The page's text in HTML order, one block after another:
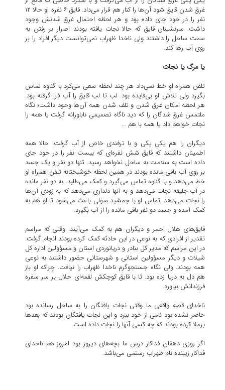
غرق شدن قایق شود آن‌ها را کنار هم قرار می‌داد. قایق ۶ نفره او حالا ۱۲
نفر را در خود جای داده بود و هر لحظه احتمال غرق شدنش وجود
داشت. سرنشینان قایق که حالا نجات یافته بودند اصرار بر رفتن به
سمت ساحل را داشتند ولی ناخدا ظهراب نمی‌توانست دیگر افراد را بر
روی آب رها کند.
یا مرگ یا نجات
تلفن همراه او خط نمی‌داد هر چند لحظه سعی می‌کرد با گناوه تماس
بگیرد ولی تلاش او بی‌فایده بود. لب تا لب قایق را آب فرا گرفته بود.
هر لحظه امکان غرق شدن و تلف شدن همه آن‌ها وجود داشت؛ نگاه
ملتمس غرق شدگان را که دید ناگاه تصمیمی ناباورانه گرفت یا همه را
نجات خواهم داد یا همه با هم ...
دیگران را هم یکی یکی و با ترفندی خاص از آب گرفت. حالا همه
اطمینان داشتند که قایق شش نفره‌ای که بیست نفر را در خود جای
داده است به سلامت به ساحل نخواهد رسید. تنها دو نفر و یک جسد
بر روی آب باقی مانده بودند در همین لحظه خوشبختانه تلفن همراه او
خط می‌دهد و با گناوه تماس می‌گیرد و کمک می‌طلبد. به دو نفر مانده
در آب جلیقه نجات می‌دهد و به آنها دلداری می‌دهد که به زودی آن‌ها
را نجات می‌دهد. تماس او با جمشید سولی باعث می‌شود تا او هم به
کمک آمده و جسد دو نفر باقی مانده را از آب بگیرد.
قایق‌های هلال احمر و دیگران هم به کمک می‌آیند. وقتی که مراسم
تقدیر از افرادی که به نوعی در این حادثه کمک کرده بودند انجام گرفت.
در این مراسم که مدیر کل بنادر و دریانوردی استان و مسؤولین اداره کل
شیلات و دیگر مسؤولین استانی و شهرستانی حضور داشتند به نوعی
همه بودند. ولی نگاه جستجوگرم ناخدا ظهراب را نیافت. چراکه او باز
هم دل به دریا زده بود. تا با قایق کوچکش لقمه‌ای حلال بر سر سفره
فرزندانش بیاورد.
ناخدای قصه واقعی ما وقتی نجات یافتگان را به ساحل رسانده بود
حاضر نشده بود نامی از خود ببرد و این نجات یافتگان بودند که بعدها
برملا کرده بودند که چه کسی آنها را نجات داده است.
اگر روزی دهقان فداکار درس ما بچه‌های دیروز بود امروز هم ناخدای
فداکار زیبنده نام ظهراب رستمی می‌باشد.